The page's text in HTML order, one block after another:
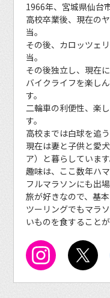
1966年、宮城県仙台
高校卒業後、現在の
当。
その後、カロッツェ
当。
その後独立し、現在に
バイクライフを楽し
す。
二輪車の利便性、楽
す。
高校までは白球を追
現在は妻と子供と愛
ア）と暮らしています
趣味は、ここ数年ハマ
フルマラソンにも出場
旅が好きなので、基
ツーリングでもマラ
いものを食することが